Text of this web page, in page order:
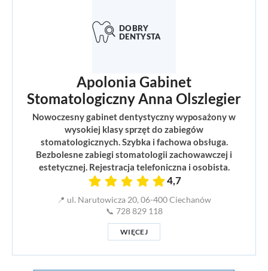
Apolonia Gabinet
Stomatologiczny Anna Olszlegier
Nowoczesny gabinet dentystyczny wyposażony w
wysokiej klasy sprzęt do zabiegów
stomatologicznych. Szybka i fachowa obsługa.
Bezbolesne zabiegi stomatologii zachowawczej i
estetycznej. Rejestracja telefoniczna i osobista.
4,7
📍 ul. Narutowicza 20, 06-400 Ciechanów
📞 728 829 118
WIĘCEJ